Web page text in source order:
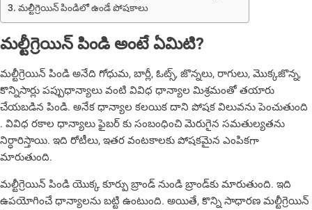
మల్టీగ్రెయిన్ పిండిలో ఉండే పోషకాలు
మల్టీగ్రెయిన్ పిండి అంటే ఏమిటి?
మల్టీగ్రెయిన్ పిండి అనేది గోధుమ, బార్లీ, ఓట్స్, జొన్నలు, రాగులు, మొక్కజొన్న,
కొన్నిసార్లు పప్పుధాన్యాలు వంటి వివిధ ధాన్యాల మిశ్రమంతో తయారు
చేయబడిన పిండి. అనేక ధాన్యాల కలయిక దాని పోషక విలువను పెంచుతుంది
. వివిధ రకాల ధాన్యాలు ఫైబర్ కు సంబంధించి మెరుగైన సమతుల్యతను
నిర్ధారిస్తాయి. ఇది రోటీలు, ఇతర వంటకాలకు పోషకమైన ఎంపికగా
మారుతుంది.
మల్టీగ్రెయిన్ పిండి యొక్క కూర్పు బ్రాండ్ నుండి బ్రాండ్‌కు మారుతుంది. ఇది
ఉపయోగించే ధాన్యాలను బట్టి ఉంటుంది. అయితే, కొన్ని సాధారణ మల్టీగ్రెయిన్